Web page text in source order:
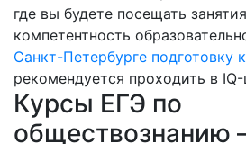
где вы будете посещать
компетентность
Санкт-Петербурге подготовку
рекомендуется проходить в IQ-
Курсы ЕГЭ по
обществознанию